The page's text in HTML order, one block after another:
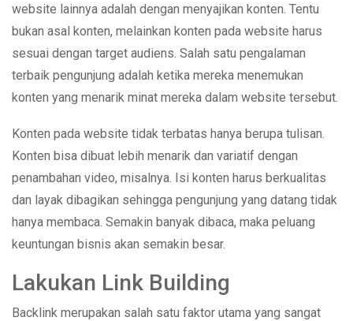
website lainnya adalah dengan menyajikan konten. Tentu
bukan asal konten, melainkan konten pada website harus
sesuai dengan target audiens. Salah satu pengalaman
terbaik pengunjung adalah ketika mereka menemukan
konten yang menarik minat mereka dalam website tersebut.
Konten pada website tidak terbatas hanya berupa tulisan.
Konten bisa dibuat lebih menarik dan variatif dengan
penambahan video, misalnya. Isi konten harus berkualitas
dan layak dibagikan sehingga pengunjung yang datang tidak
hanya membaca. Semakin banyak dibaca, maka peluang
keuntungan bisnis akan semakin besar.
Lakukan Link Building
Backlink merupakan salah satu faktor utama yang sangat